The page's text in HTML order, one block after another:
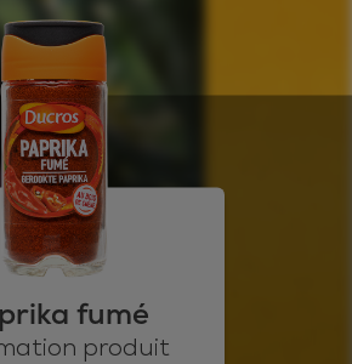
fumé
produit